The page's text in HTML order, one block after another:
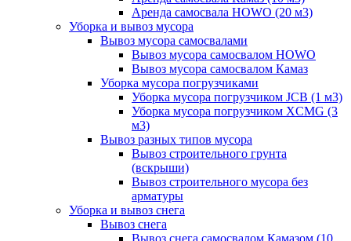
Аренда самосвала HOWO (20 м3)
Уборка и вывоз мусора
Вывоз мусора самосвалами
Вывоз мусора самосвалом HOWO
Вывоз мусора самосвалом Камаз
Уборка мусора погрузчиками
Уборка мусора погрузчиком JCB (1 м3)
Уборка мусора погрузчиком XCMG (3
м3)
Вывоз разных типов мусора
Вывоз строительного грунта
(вскрыши)
Вывоз строительного мусора без
арматуры
Уборка и вывоз снега
Вывоз снега
Вывоз снега самосвалом Камазом (10